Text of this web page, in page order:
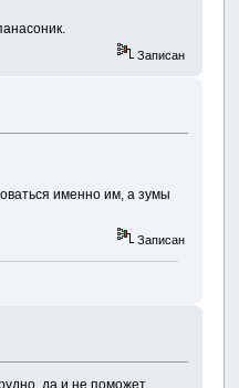
Записан
именно им, а зумы
Записан
да и не поможет